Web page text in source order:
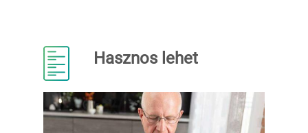
Hasznos lehet